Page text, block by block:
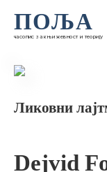
ПОЉА
часопис за књижевност и теорију
Ликовни
Dejvid